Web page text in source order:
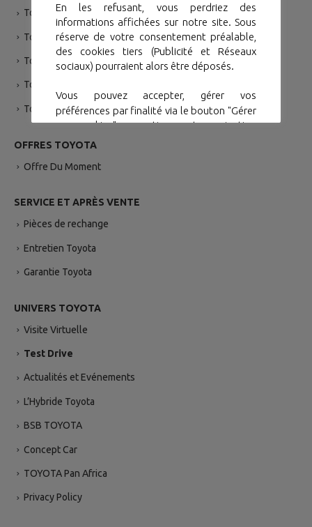
Toyota Yaris Hybride Taxi
Toyota Hiace VAN 3P
Toyota Hiace 9P
Toyota Hiace 16P
Toyota Coaster
OFFRES TOYOTA
Offre Du Moment
SERVICE ET APRÈS VENTE
Pièces de rechange
Entretien Toyota
Garantie Toyota
UNIVERS TOYOTA
Visite Virtuelle
Test Drive
Actualités et Evénements
L’Hybride Toyota
BSB TOYOTA
Concept Car
TOYOTA Pan Africa
Privacy Policy
En les refusant, vous perdriez des
informations affichées sur notre site. Sous
réserve de votre consentement préalable,
des cookies tiers (Publicité et Réseaux
sociaux) pourraient alors être déposés.
Vous pouvez accepter, gérer vos
préférences par finalité via le bouton "Gérer
mes cookies". ou continuer votre navigation
sans accepter via le bouton "Continuer sans